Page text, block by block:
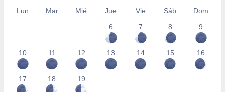
Lun Mar Mié Jue Vie Sáb
Dom
6
7 8 9
10 11 12 13 14 15 16
17 18 19